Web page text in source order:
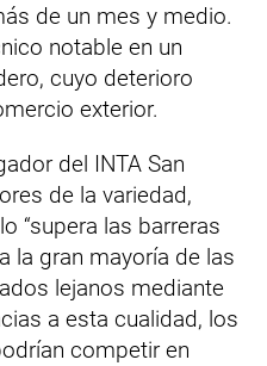
de un mes y medio.
notable en un
cuyo deterioro
exterior.
del INTA San
de la variedad,
“supera las barreras
la gran mayoría de las
lejanos mediante
a esta cualidad, los
competir en